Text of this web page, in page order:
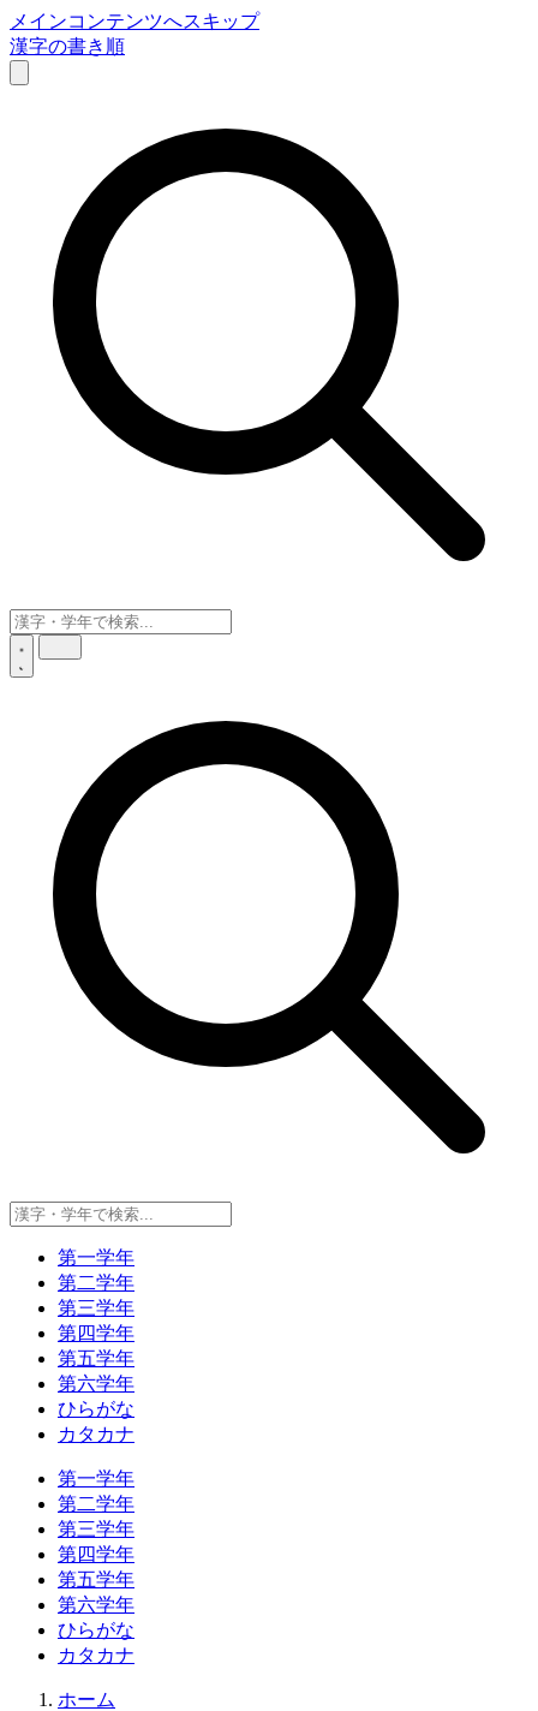
メインコンテンツへスキップ
漢字の書き順
第一学年
第二学年
第三学年
第四学年
第五学年
第六学年
ひらがな
カタカナ
第一学年
第二学年
第三学年
第四学年
第五学年
第六学年
ひらがな
カタカナ
ホーム